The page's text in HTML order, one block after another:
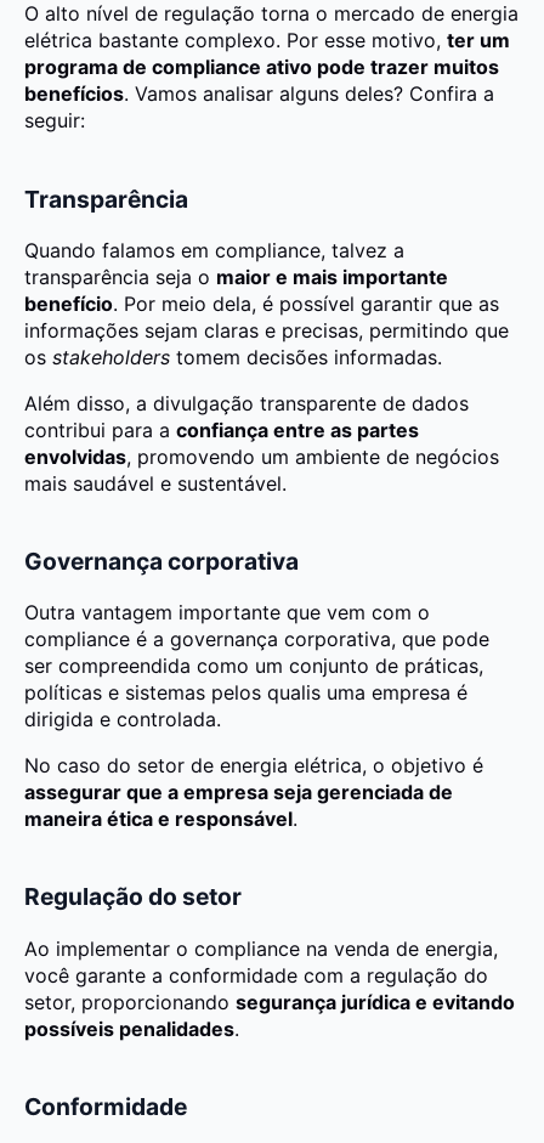
O alto nível de regulação torna o mercado de energia
elétrica bastante complexo. Por esse motivo, ter um
programa de compliance ativo pode trazer muitos
benefícios. Vamos analisar alguns deles? Confira a
seguir:
Transparência
Quando falamos em compliance, talvez a
transparência seja o maior e mais importante
benefício. Por meio dela, é possível garantir que as
informações sejam claras e precisas, permitindo que
os stakeholders tomem decisões informadas.
Além disso, a divulgação transparente de dados
contribui para a confiança entre as partes
envolvidas, promovendo um ambiente de negócios
mais saudável e sustentável.
Governança corporativa
Outra vantagem importante que vem com o
compliance é a governança corporativa, que pode
ser compreendida como um conjunto de práticas,
políticas e sistemas pelos qualis uma empresa é
dirigida e controlada.
No caso do setor de energia elétrica, o objetivo é
assegurar que a empresa seja gerenciada de
maneira ética e responsável.
Regulação do setor
Ao implementar o compliance na venda de energia,
você garante a conformidade com a regulação do
setor, proporcionando segurança jurídica e evitando
possíveis penalidades.
Conformidade